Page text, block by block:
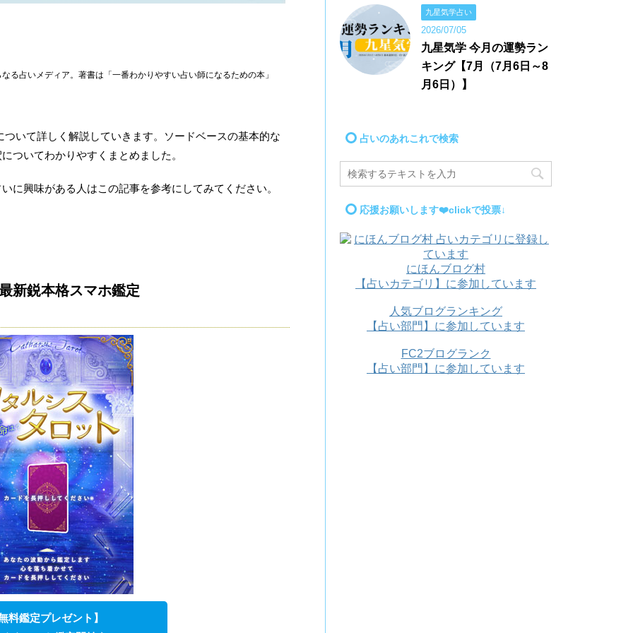
る占いメディア。著書は「一番わかりやすい占い師になるための本」
ついて詳しく解説していきます。ソードベースの基本的な
ついてわかりやすくまとめました。
に興味がある人はこの記事を参考にしてみてください。
新鋭本格スマホ鑑定
料鑑定プレゼント】
九星気学占い
2026/07/05
九星気学 今月の運勢ラン
キング【7月（7月6日～8
月6日）】
占いのあれこれで検索
応援お願いします❤️clickで投票↓
にほんブログ村
【占いカテゴリ】に参加しています
人気ブログランキング
【占い部門】に参加しています
FC2ブログランク
【占い部門】に参加しています